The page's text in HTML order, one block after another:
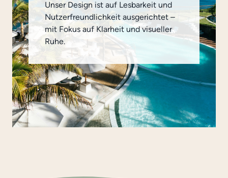
Unser Design ist auf Lesbarkeit und
Nutzerfreundlichkeit ausgerichtet –
mit Fokus auf Klarheit und visueller
Ruhe.